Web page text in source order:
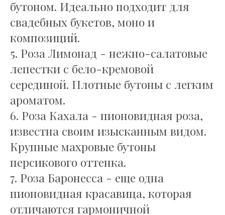
бутоном. Идеально подходит для
свадебных букетов, моно и
композиций.
5. Роза Лимонад - нежно-салатовые
лепестки с бело-кремовой
серединой. Плотные бутоны с легким
ароматом.
6. Роза Кахала - пионовидная роза,
известна своим изысканным видом.
Крупные махровые бутоны
персикового оттенка.
7. Роза Баронесса - еще одна
пионовидная красавица, которая
отличаются гармоничной
Уход за цветами